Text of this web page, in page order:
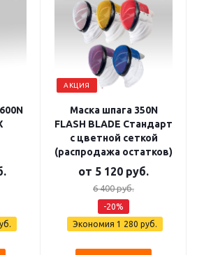
АКЦИЯ
Маска шпага 350N
FLASH BLADE Стандарт
с цветной сеткой
(распродажа остатков)
от 5 120 руб.
6 400 руб.
-20%
Экономия 1 280 руб.